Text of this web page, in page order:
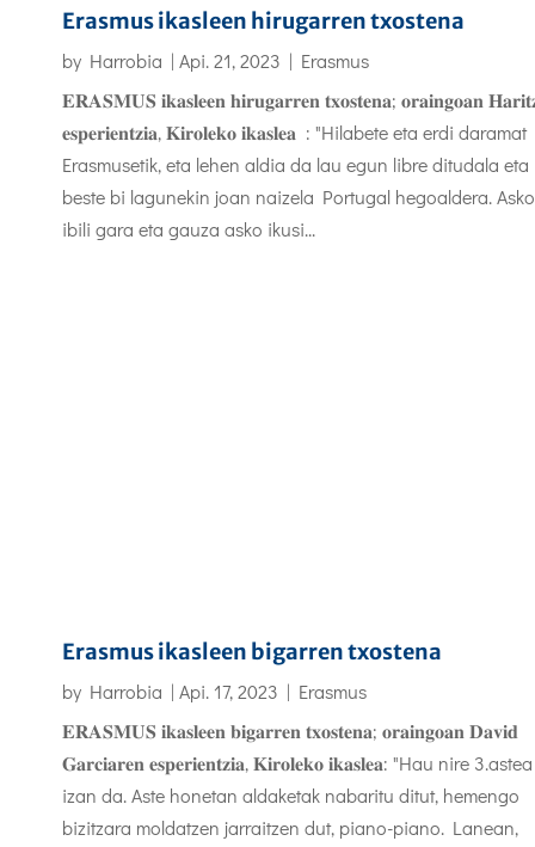
Erasmus ikasleen hirugarren txostena
by Harrobia | Api. 21, 2023 | Erasmus
𝐄𝐑𝐀𝐒𝐌𝐔𝐒 𝐢𝐤𝐚𝐬𝐥𝐞𝐞𝐧 𝐡𝐢𝐫𝐮𝐠𝐚𝐫𝐫𝐞𝐧 𝐭𝐱𝐨𝐬𝐭𝐞𝐧𝐚; 𝐨𝐫𝐚𝐢𝐧𝐠𝐨𝐚𝐧
𝐞𝐬𝐩𝐞𝐫𝐢𝐞𝐧𝐭𝐳𝐢𝐚, 𝐊𝐢𝐫𝐨𝐥𝐞𝐤𝐨 𝐢𝐤𝐚𝐬𝐥𝐞𝐚 : "Hilabete eta erdi daramat
Erasmusetik, eta lehen aldia da lau egun libre ditudala eta
beste bi lagunekin joan naizela Portugal hegoaldera. Asko
ibili gara eta gauza asko ikusi...
Erasmus ikasleen bigarren txostena
by Harrobia | Api. 17, 2023 | Erasmus
𝐄𝐑𝐀𝐒𝐌𝐔𝐒 𝐢𝐤𝐚𝐬𝐥𝐞𝐞𝐧 𝐛𝐢𝐠𝐚𝐫𝐫𝐞𝐧 𝐭𝐱𝐨𝐬𝐭𝐞𝐧𝐚; 𝐨𝐫𝐚𝐢𝐧𝐠𝐨𝐚𝐧 𝐃𝐚𝐯𝐢𝐝
𝐆𝐚𝐫𝐜𝐢𝐚𝐫𝐞𝐧 𝐞𝐬𝐩𝐞𝐫𝐢𝐞𝐧𝐭𝐳𝐢𝐚, 𝐊𝐢𝐫𝐨𝐥𝐞𝐤𝐨 𝐢𝐤𝐚𝐬𝐥𝐞𝐚: "Hau nire 3.astea
izan da. Aste honetan aldaketak nabaritu ditut, hemengo
bizitzara moldatzen jarraitzen dut, piano-piano. Lanean,